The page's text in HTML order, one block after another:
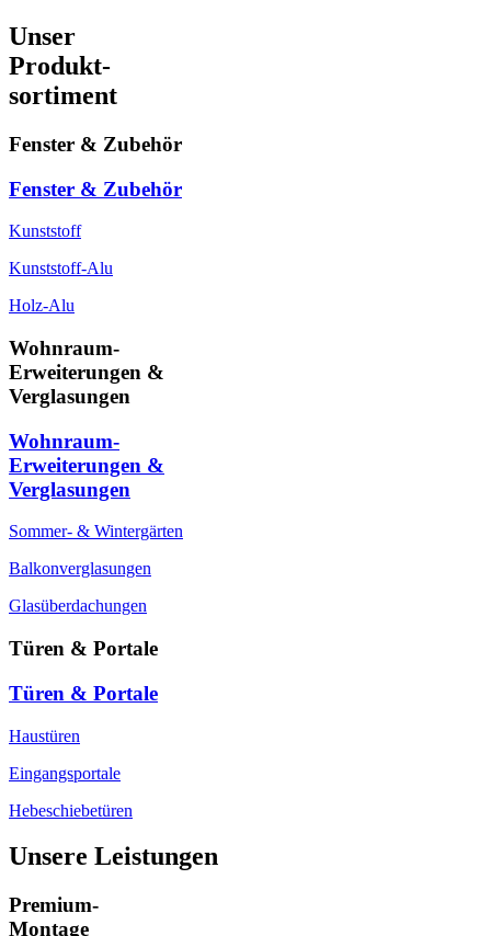
Unser
Produkt-
sortiment
Fenster & Zubehör
Fenster & Zubehör
Kunststoff
Kunststoff-Alu
Holz-Alu
Wohnraum-
Erweiterungen &
Verglasungen
Wohnraum-
Erweiterungen &
Verglasungen
Sommer- & Wintergärten
Balkonverglasungen
Glasüberdachungen
Türen & Portale
Türen & Portale
Haustüren
Eingangsportale
Hebeschiebetüren
Unsere Leistungen
Premium-
Montage